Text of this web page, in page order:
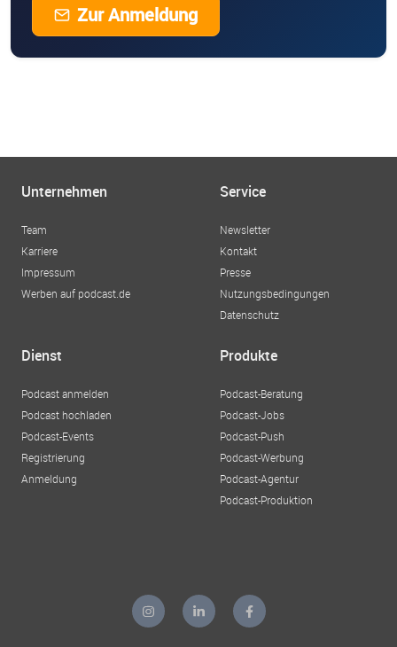
Zur Anmeldung
Unternehmen
Team
Karriere
Impressum
Werben auf podcast.de
Service
Newsletter
Kontakt
Presse
Nutzungsbedingungen
Datenschutz
Dienst
Podcast anmelden
Podcast hochladen
Podcast-Events
Registrierung
Anmeldung
Produkte
Podcast-Beratung
Podcast-Jobs
Podcast-Push
Podcast-Werbung
Podcast-Agentur
Podcast-Produktion